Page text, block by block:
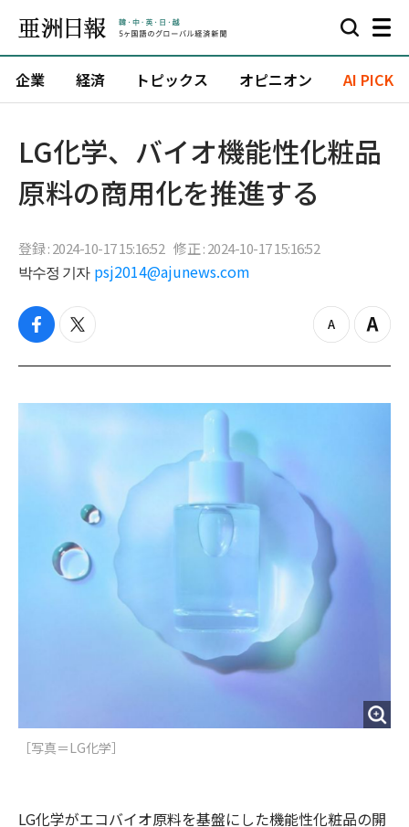
企業 経済 トピックス オピニオン AI PICK
LG化学、バイオ機能性化粧品
原料の商用化を推進する
登録 : 2024-10-17 15:16:52 修正 : 2024-10-17 15:16:52
박수정 기자 psj2014@ajunews.com
f
c
b
t
i
t
z
o
o
Z
o
i
［写真＝LG化学］
LG化学がエコバイオ原料を基盤にした機能性化粧品の開